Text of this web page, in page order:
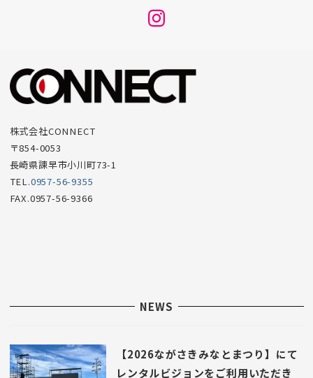
メ
ー
項
株式会社CONNECT
〒854-0053
長崎県諫早市小川町73-1
TEL.0957-56-9355
FAX.0957-56-9366
NEWS
【2026ながさきみなとまつり】にて
レンタルビジョンをご利用いただき